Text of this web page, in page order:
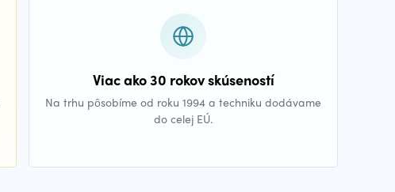
Viac ako 30 rokov skúseností
Na trhu pôsobíme od roku 1994 a techniku dodávame
do celej EÚ.